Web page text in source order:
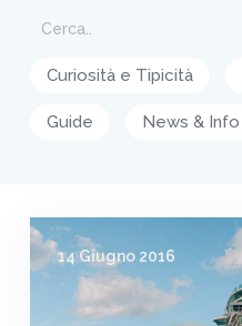
Curiosità e Tipicità
Guide News & Info
14 Giugno 2016